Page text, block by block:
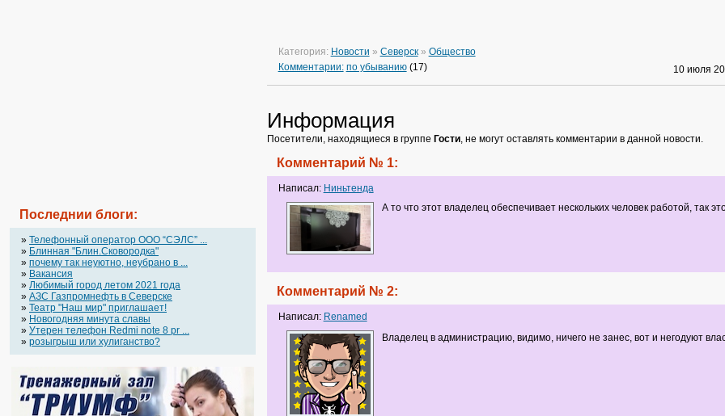
Последнии блоги:
» Телефонный оператор OOO “СЭЛС” ...
» Блинная "Блин.Сковородка"
» почему так неуютно, неубрано в ...
» Вакансия
» Любимый город летом 2021 года
» АЗС Газпромнефть в Северске
» Театр "Наш мир" приглашает!
» Новогодняя минута славы
» Утерен телефон Redmi note 8 pr ...
» розыгрыш или хулиганство?
Категория: Новости » Северск» Общество
Комментарии: по убыванию(17) 10 июля
Информация
Посетители, находящиеся в группе Гости, не могут оставлять комментарии в данной новости.
Комментарий № 1:
Написал: Ниньтенда
А то что этот владелец обеспечивает нескольких человек работой, так
Комментарий № 2:
Написал: Renamed
Владелец в администрацию, видимо, ничего не занес, вот и негодуют